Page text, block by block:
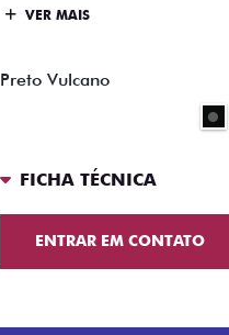
VER MAIS
Preto Vulcano
FICHA TÉCNICA
ENTRAR EM CONTATO